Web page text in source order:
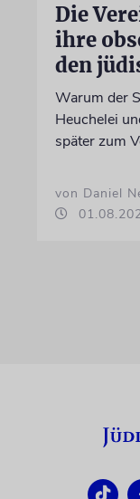
Die
ihre
den
Warum der
Heuchelei
später zum
von Daniel